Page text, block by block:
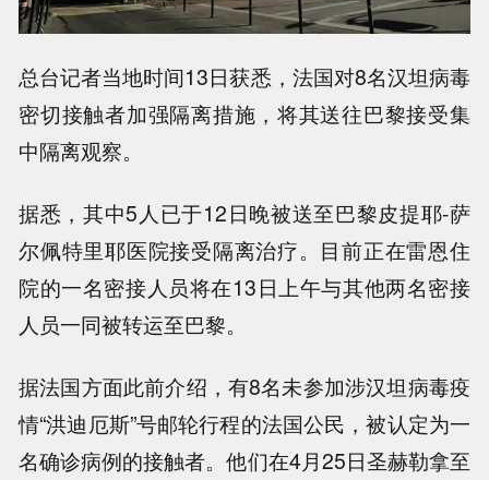
总台记者当地时间13日获悉，法国对8名汉坦病毒
密切接触者加强隔离措施，将其送往巴黎接受集
中隔离观察。
据悉，其中5人已于12日晚被送至巴黎皮提耶-萨
尔佩特里耶医院接受隔离治疗。目前正在雷恩住
院的一名密接人员将在13日上午与其他两名密接
人员一同被转运至巴黎。
据法国方面此前介绍，有8名未参加涉汉坦病毒疫
情“洪迪厄斯”号邮轮行程的法国公民，被认定为一
名确诊病例的接触者。他们在4月25日圣赫勒拿至